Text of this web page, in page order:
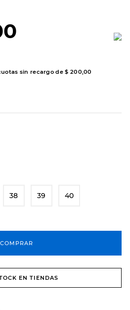
sin recargo de$ 200,00
38 39 40
COMPRAR
EN TIENDAS